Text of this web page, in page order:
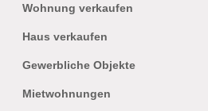
Wohnung verkaufen
Haus verkaufen
Gewerbliche Objekte
Mietwohnungen